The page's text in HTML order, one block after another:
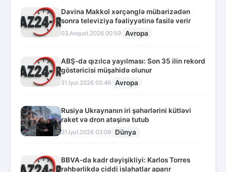
Davina Makkol xərçənglə mübarizədən
sonra televiziya fəaliyyətinə fasilə verir
03.Avqust.2026 00:59 Avropa
ABŞ-da qızılca yayılması: Son 35 ilin rekord
göstəricisi müşahidə olunur
31.İyul.2026 05:46 Avropa
Rusiya Ukraynanın iri şəhərlərini kütləvi
raket və dron atəşinə tutub
31.İyul.2026 03:09 Dünya
BBVA-da kadr dəyişikliyi: Karlos Torres
rəhbərlikdə ciddi islahatlar aparır